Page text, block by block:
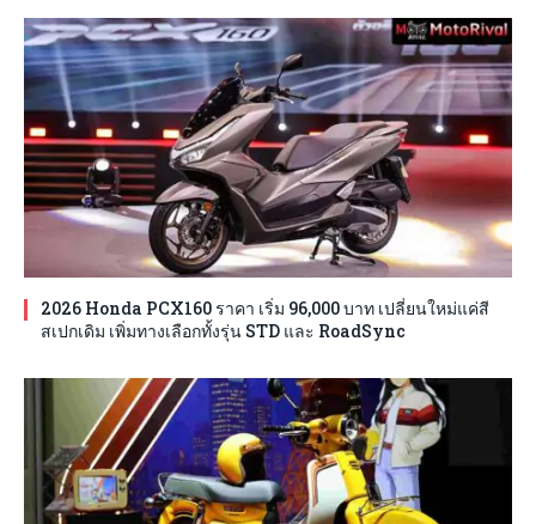
2026 Honda PCX160 ราคา เริ่ม 96,000 บาท เปลี่ยนใหม่แค่สี
สเปกเดิม เพิ่มทางเลือกทั้งรุ่น STD และ RoadSync